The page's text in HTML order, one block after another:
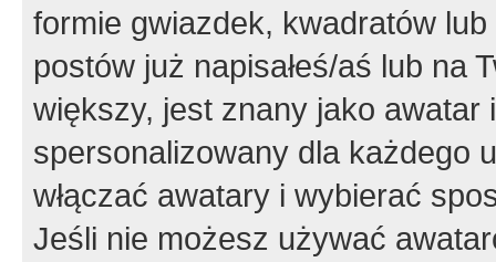
formie gwiazdek, kwadratów
postów już napisałeś/aś lub na
większy, jest znany jako
spersonalizowany dla każdego
włączać awatary i wybierać
Jeśli nie możesz używać